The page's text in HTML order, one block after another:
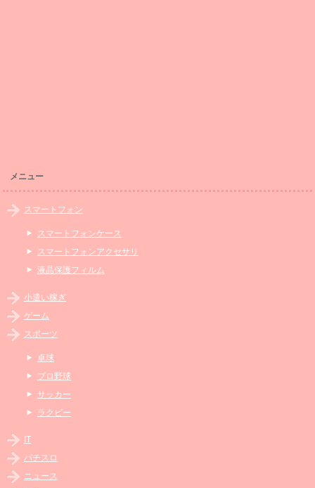
メニュー
スマートフォン
スマートフォンケース
スマートフォンアクセサリ
液晶保護フィルム
小遣い稼ぎ
ゲーム
スポーツ
卓球
プロ野球
サッカー
ラクビー
IT
パチスロ
ニュース